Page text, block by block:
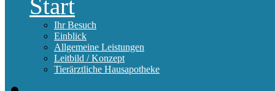
Start
Ihr Besuch
Einblick
Allgemeine Leistungen
Leitbild / Konzept
Tierärztliche Hausapotheke